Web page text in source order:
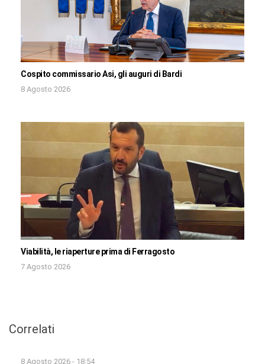
Cospito commissario Asi, gli auguri di Bardi
8 Agosto 2026
Viabilità, le riaperture prima di Ferragosto
7 Agosto 2026
Correlati
8 Agosto 2026 - 18:54